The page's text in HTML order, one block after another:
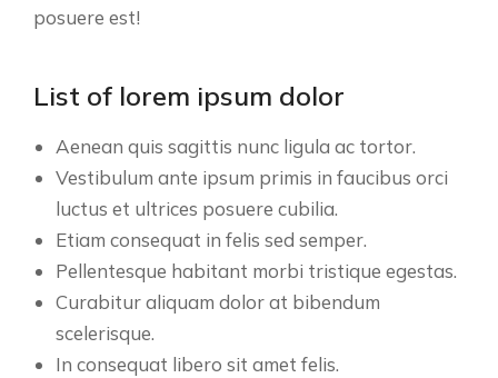
posuere est!
List of lorem ipsum dolor
Aenean quis sagittis nunc ligula ac tortor.
Vestibulum ante ipsum primis in faucibus orci
luctus et ultrices posuere cubilia.
Etiam consequat in felis sed semper.
Pellentesque habitant morbi tristique egestas.
Curabitur aliquam dolor at bibendum
scelerisque.
In consequat libero sit amet felis.